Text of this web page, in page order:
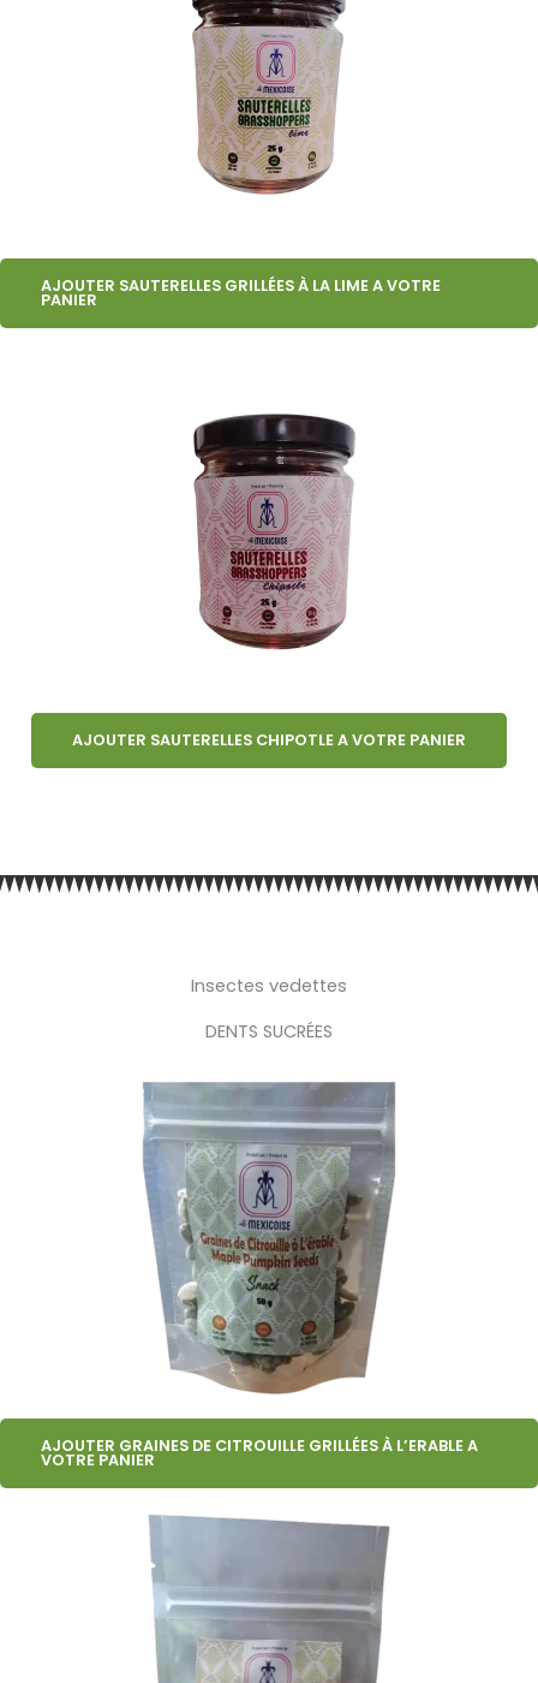
AJOUTER SAUTERELLES GRILLÉES À LA LIME A VOTRE
PANIER
AJOUTER SAUTERELLES CHIPOTLE A VOTRE PANIER
Insectes vedettes
DENTS SUCRÉES
AJOUTER GRAINES DE CITROUILLE GRILLÉES À L’ERABLE A
VOTRE PANIER